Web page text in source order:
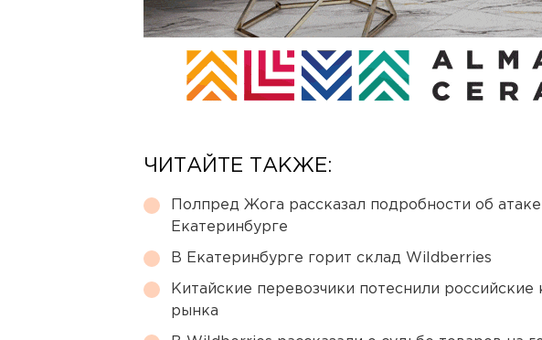
ЧИТАЙТЕ ТАКЖЕ:
Полпред Жога рассказал подробности об
Екатеринбурге
В Екатеринбурге горит склад Wildberries
Китайские перевозчики потеснили российские
рынка